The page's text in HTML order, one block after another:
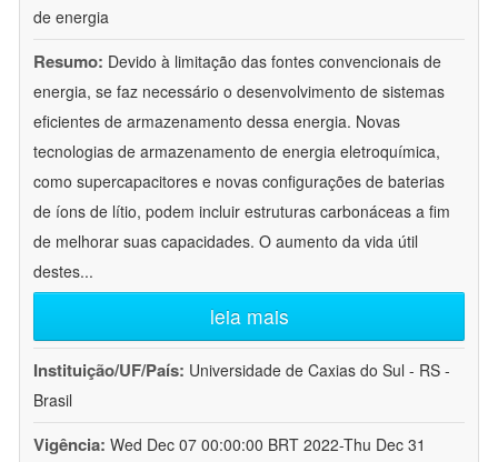
de energia
Resumo: Devido à limitação das fontes convencionais de
energia, se faz necessário o desenvolvimento de sistemas
eficientes de armazenamento dessa energia. Novas
tecnologias de armazenamento de energia eletroquímica,
como supercapacitores e novas configurações de baterias
de íons de lítio, podem incluir estruturas carbonáceas a fim
de melhorar suas capacidades. O aumento da vida útil
destes...
leia mais
Instituição/UF/País: Universidade de Caxias do Sul - RS -
Brasil
Vigência: Wed Dec 07 00:00:00 BRT 2022-Thu Dec 31